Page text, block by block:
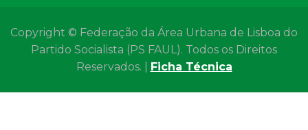
Copyright © Federação da Área Urbana de Lisboa do
Partido Socialista (PS FAUL). Todos os Direitos
Reservados. |
Ficha Técnica